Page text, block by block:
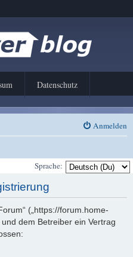
Datenschutz
Anmelden
Sprache:
(„https://forum.home-
dem Betreiber ein Vertrag